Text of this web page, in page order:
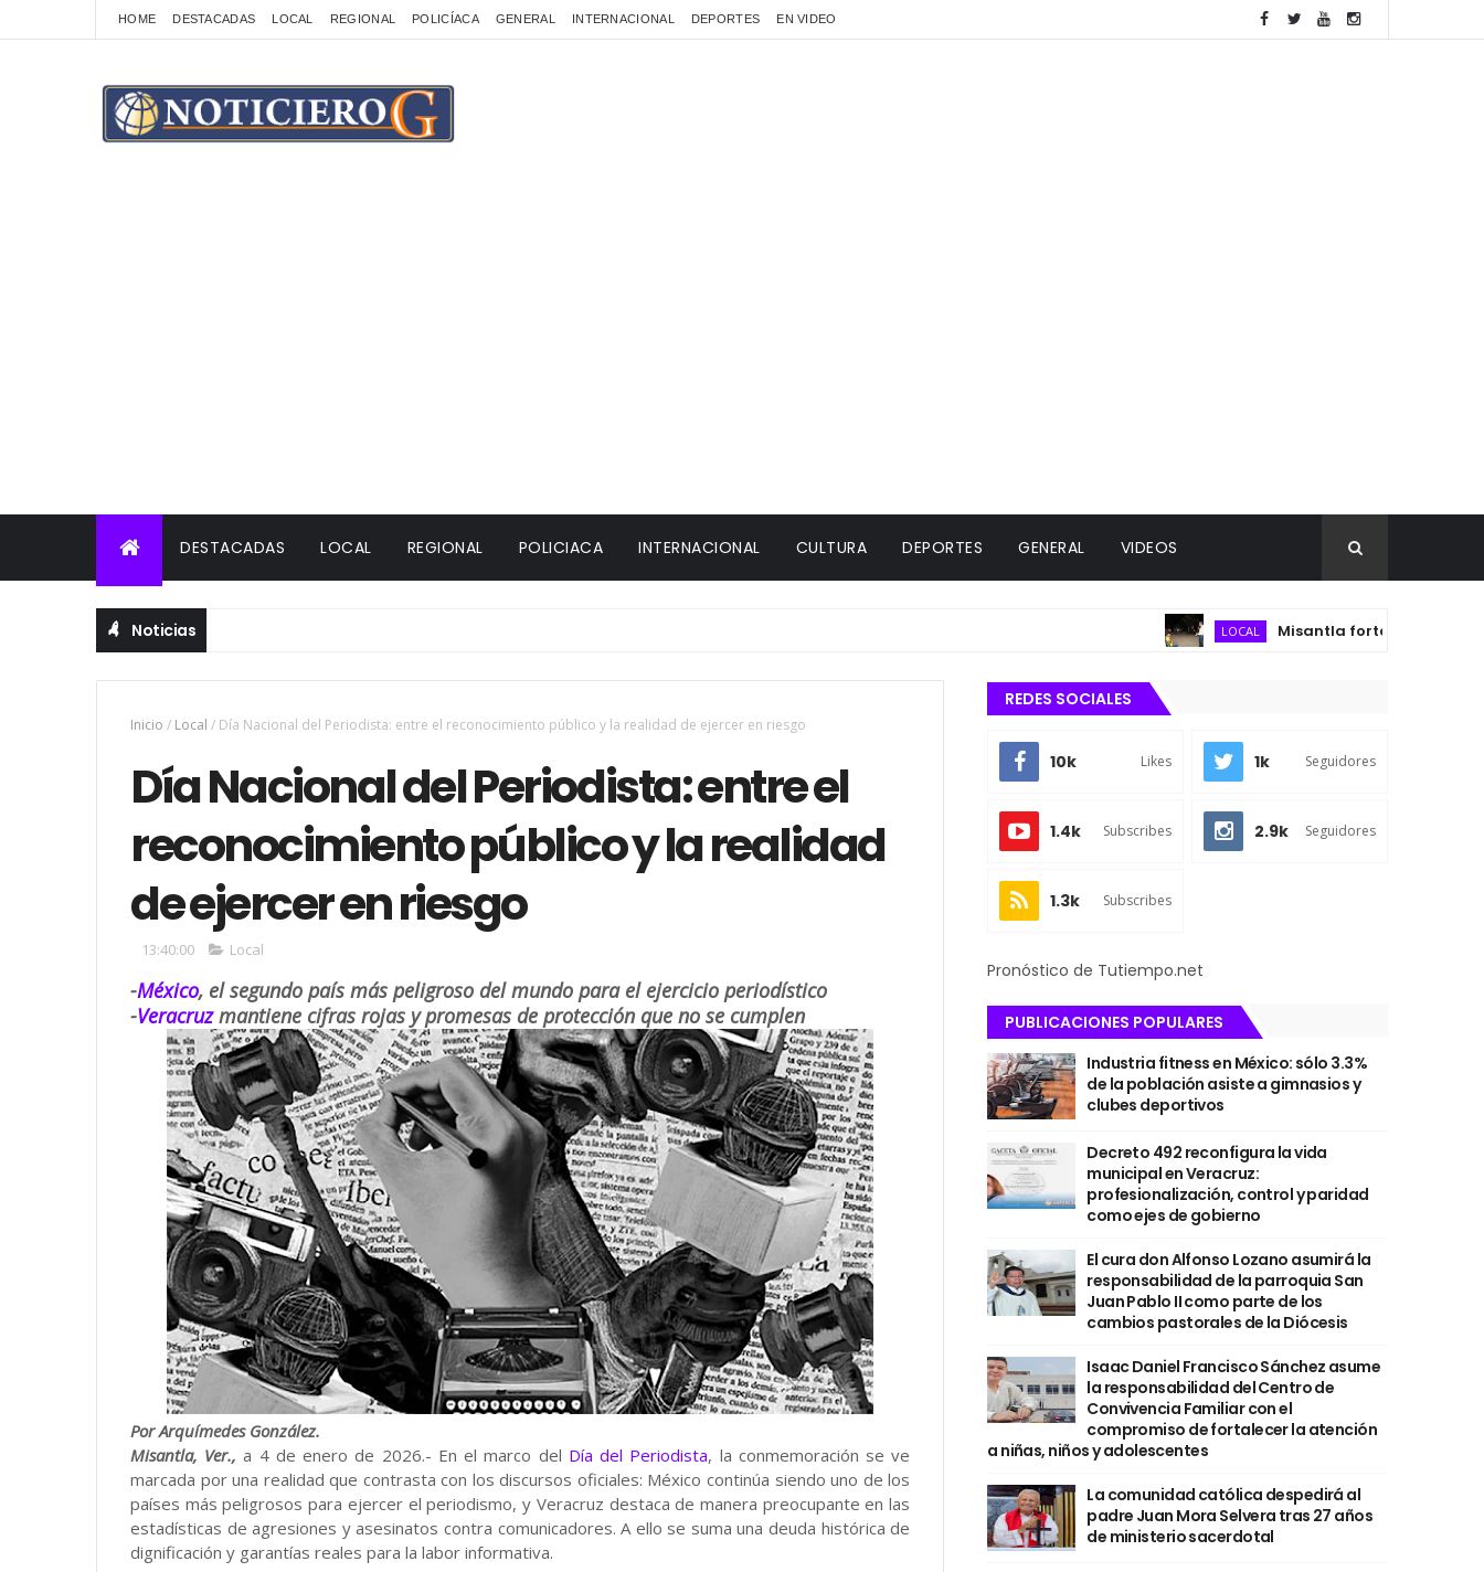
HOME DESTACADAS LOCAL REGIONAL POLICÍACA GENERAL INTERNACIONAL DEPORTES EN VIDEO
DESTACADAS LOCAL REGIONAL POLICIACA INTERNACIONAL CULTURA DEPORTES GENERAL VIDEOS
Noticias LOCAL Misantla fortalece
Inicio / Local / Día Nacional del Periodista: entre el reconocimiento público y la realidad de ejercer en riesgo
Día Nacional del Periodista: entre el
reconocimiento público y la realidad
de ejercer en riesgo
13:40:00 Local
-México, el segundo país más peligroso del mundo para el ejercicio periodístico
-Veracruzmantiene cifras rojas y promesas de protección que no se cumplen
Por Arquímedes González.
Misantla, Ver., a 4 de enero de 2026.- En el marco del Día del Periodista, la conmemoración se ve
marcada por una realidad que contrasta con los discursos oficiales: México continúa siendo uno de los
países más peligrosos para ejercer el periodismo, y Veracruz destaca de manera preocupante en las
estadísticas de agresiones y asesinatos contra comunicadores. A ello se suma una deuda histórica de
dignificación y garantías reales para la labor informativa.
REDES SOCIALES
10k Likes 1k Seguidores
1.4k Subscribes 2.9k Seguidores
1.3k Subscribes
Pronóstico de Tutiempo.net
PUBLICACIONES POPULARES
Industria fitness en México: sólo 3.3%
de la población asiste a gimnasios y
clubes deportivos
Decreto 492 reconfigura la vida
municipal en Veracruz:
profesionalización, control y paridad
como ejes de gobierno
El cura don Alfonso Lozano asumirá la
responsabilidad de la parroquia San
Juan Pablo II como parte de los
cambios pastorales de la Diócesis
Isaac Daniel Francisco Sánchez asume
la responsabilidad del Centro de
Convivencia Familiar con el
compromiso de fortalecer la atención
a niñas, niños y adolescentes
La comunidad católica despedirá al
padre Juan Mora Selvera tras 27 años
de ministerio sacerdotal